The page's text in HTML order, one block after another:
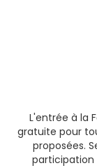
L'entrée à la
gratuite pour
proposées.
participation